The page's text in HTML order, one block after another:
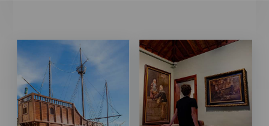
Listado
Imagen
Listado
Imagen